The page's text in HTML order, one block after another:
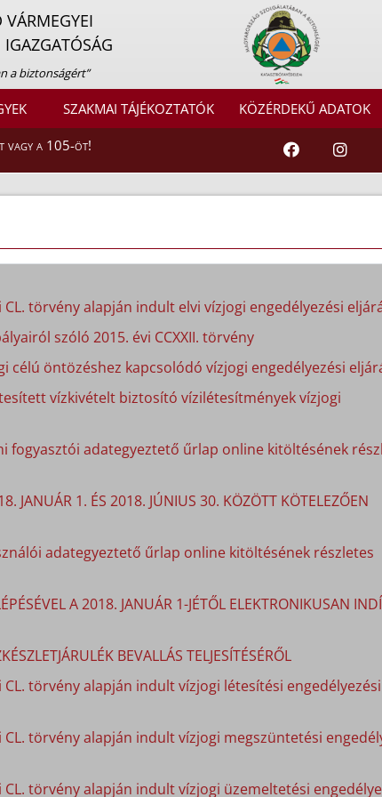
a biztonságért”
SZAKMAI TÁJÉKOZTATÓK KÖZÉRDEKŰ ADATOK
vagy a 105-öt!
törvény alapján indult elvi vízjogi engedélyezési
szóló 2015. évi CCXXII. törvény
célú öntözéshez kapcsolódó vízjogi engedélyezési
vízkivételt biztosító vízilétesítmények vízjogi
fogyasztói adategyeztető űrlap online kitöltésének
JANUÁR 1. ÉS 2018. JÚNIUS 30. KÖZÖTT KÖTELEZŐEN
adategyeztető űrlap online kitöltésének részletes
A 2018. JANUÁR 1-JÉTŐL ELEKTRONIKUSAN
BEVALLÁS TELJESÍTÉSÉRŐL
törvény alapján indult vízjogi létesítési engedélyezési
törvény alapján indult vízjogi megszüntetési
törvény alapján indult vízjogi üzemeltetési